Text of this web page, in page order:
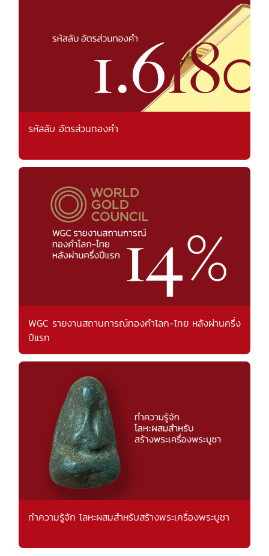
รหัสลับ อัตรส่วนทองคำ
WGC รายงานสถานการณ์ทองคำโลก-ไทย หลังผ่านครึ่ง
ปีแรก
ทำความรู้จัก โลหะผสมสำหรับสร้างพระเครื่องพระบูชา